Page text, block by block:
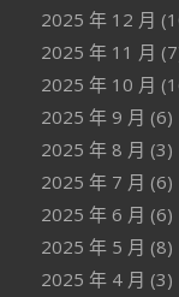
2025 年 12 月
2025 年 11 月
2025 年 10 月
2025 年 9 月 (6)
2025 年 8 月 (3)
2025 年 7 月 (6)
2025 年 6 月 (6)
2025 年 5 月 (8)
2025 年 4 月 (3)